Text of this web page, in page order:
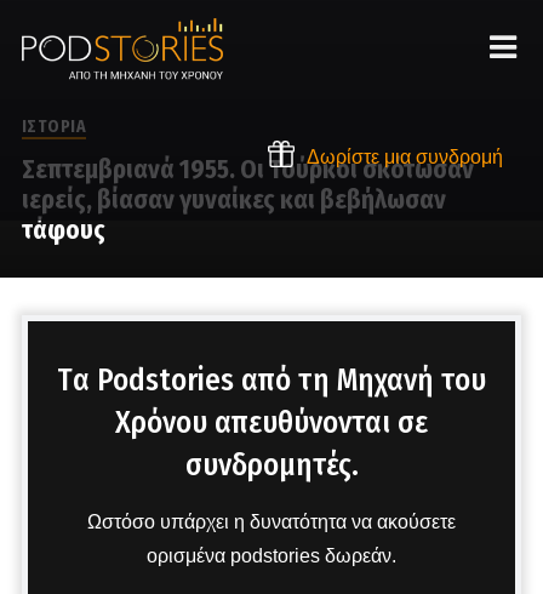
Δωρίστε μια συνδρομή
ΙΣΤΟΡΙΑ
Σεπτεμβριανά 1955. Οι Τούρκοι σκότωσαν
ιερείς, βίασαν γυναίκες και βεβήλωσαν
τάφους
Tα Podstories από τη Μηχανή του
Χρόνου απευθύνονται σε
συνδρομητές.
Ωστόσο υπάρχει η δυνατότητα να ακούσετε
ορισμένα podstories δωρεάν.